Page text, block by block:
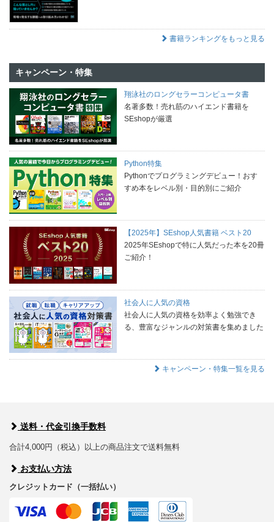
書籍ランキングをもっと見る
キャンペーン・特集
翔泳社のロングセラーコンピュータ書
名著多数！売れ筋のハイエンド書籍を
SEshopが厳選
Python特集
Pythonでプログラミングデビュー！おす
すめ本をレベル別・目的別にご紹介
【2025年】SEshop人気書籍 ベスト20
2025年SEshopで特に人気だった本を20冊
ご紹介！
社会人に人気の資格
社会人に人気の資格を効率よく勉強でき
る、豊富なジャンルの対策書を集めました
キャンペーン・特集一覧を見る
送料・代金引換手数料
合計4,000円（税込）以上の商品注文で送料無料
お支払い方法
クレジットカード（一括払い）